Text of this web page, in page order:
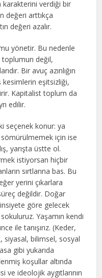
verdiği bir
değeri arttıkça
değeri azalır.
yönetir. Bu nedenle
toplumun değil,
Bir avuç azınlığın
kesimlerin eşitsizliği,
Kapitalist toplum da
edilir.
seçenek konur: ya
için ise
yarışta üstte ol.
istiyorsan hiçbir
sırtlarına bas. Bu
yerini çıkarlara
değildir. Doğar
göre gelecek
Yaşamın kendi
ile tanışırız. (Keder,
siyasal, bilimsel, sosyal
gibi yukarıda
koşullar altında
ve ideolojik aygıtlarının